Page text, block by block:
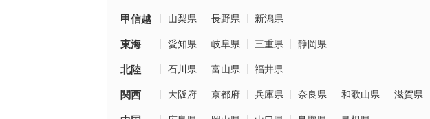
甲信越 山梨県 長野県 新潟県
東海 愛知県 岐阜県 三重県 静岡県
北陸 石川県 富山県 福井県
関西 大阪府 京都府 兵庫県 奈良県 和歌山県 滋賀県